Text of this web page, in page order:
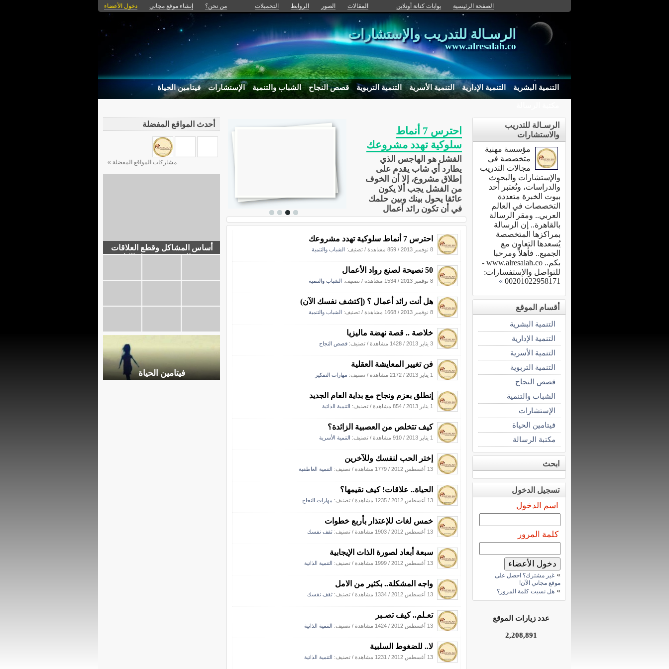
الصفحة الرئيسية بوابات كنانة أونلاين المقالات الصور الروابط التحميلات من نحن؟ إنشاء موقع مجاني دخول الأعضاء
الرسـالة للتدريب والإستشارات
www.alresalah.co
التنمية البشرية التنمية الإدارية التنمية الأسرية التنمية التربوية قصص النجاح الشباب والتنمية الإستشارات فيتامين الحياة
احترس 7 أنماط
سلوكية تهدد مشروعك
الفشل هو الهاجس الذي
يطارد أي شاب يقدم على
إطلاق مشروع، إلا أن الخوف
من الفشل يجب ألا يكون
عائقا يحول بينك وبين حلمك
في أن تكون رائد أعمال
ناجحا.
احترس 7 أنماط سلوكية تهدد مشروعك
8 نوفمبر 2013 / 859 مشاهدة / تصنيف: الشباب والتنمية
50 نصيحة لصنع رواد الأعمال
8 نوفمبر 2013 / 1534 مشاهدة / تصنيف: الشباب والتنمية
هل أنت رائد أعمال ؟ (إكتشف نفسك الآن)
8 نوفمبر 2013 / 1668 مشاهدة / تصنيف: الشباب والتنمية
خلاصة .. قصة نهضة ماليزيا
3 يناير 2013 / 1428 مشاهدة / تصنيف: قصص النجاح
فن تغيير المعايشة العقلية
1 يناير 2013 / 2172 مشاهدة / تصنيف: مهارات التفكير
إنطلق بعزم ونجاح مع بداية العام الجديد
1 يناير 2013 / 854 مشاهدة / تصنيف: التنمية الذاتية
كيف تتخلص من العصبية الزائدة؟
1 يناير 2013 / 910 مشاهدة / تصنيف: التنمية الأسرية
إختر الحب لنفسك وللآخرين
13 أغسطس 2012 / 1779 مشاهدة / تصنيف: التنمية العاطفية
الحياة.. علاقات! كيف نقيمها؟
13 أغسطس 2012 / 1235 مشاهدة / تصنيف: مهارات النجاح
خمس لغات للإعتذار بأربع خطوات
13 أغسطس 2012 / 1903 مشاهدة / تصنيف: ثقف نفسك
سبعة أبعاد لصورة الذات الإيجابية
13 أغسطس 2012 / 1999 مشاهدة / تصنيف: التنمية الذاتية
واجه المشكلة.. بكثير من الامل
13 أغسطس 2012 / 1334 مشاهدة / تصنيف: ثقف نفسك
تعـلم.. كيف تصـبر
13 أغسطس 2012 / 1424 مشاهدة / تصنيف: التنمية الذاتية
لا.. للضغوط السلبية
13 أغسطس 2012 / 1231 مشاهدة / تصنيف: التنمية الذاتية
الرسـالة للتدريب
والاستشارات
مؤسسة مهنية
متخصصة في
مجالات التدريب
والإستشارات والبحوث
والدراسات، وتُعتبر أحد
بيوت الخبرة متعددة
التخصصات في العالم
العربي.. ومقر الرسالة
بالقاهرة.. إن الرسالة
بمراكزها المتخصصة
يُسعدها التعاون مع
الجميع.. فأهلاً ومرحبا
بكم.. www.alresalah.co -
للتواصل والإستفسارات:
00201022958171
»
أقسام الموقع
التنمية البشرية
التنمية الإدارية
التنمية الأسرية
التنمية التربوية
قصص النجاح
الشباب والتنمية
الإستشارات
فيتامين الحياة
مكتبة الرسالة
ابحث
تسجيل الدخول
اسم الدخول
كلمة المرور
» غير مشترك؟ احصل على
موقع مجاني الآن!
» هل نسيت كلمة المرور؟
عدد زيارات الموقع
2,208,891
أحدث المواقع المفضلة
مشاركات المواقع المفضلة »
أساس المشاكل وقطع العلاقات
وشحن النفوس هو: (نقل الكلام) !
فيتامين الحياة